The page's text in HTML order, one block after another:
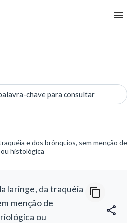
chave para consultar
e dos brônquios, sem menção de
histológica
laringe, da traquéia
menção de
ou